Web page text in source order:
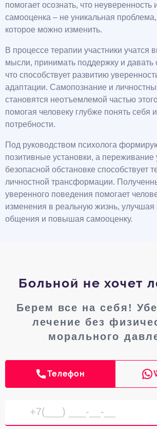
помогает осознать, что неуверенность
самооценка – не уникальная
которое можно изменить.
В процессе терапии участники учатся
мысли, принимать поддержку и давать
что способствует развитию
адаптации. Самопознание и
становятся неотъемлемой частью
помогая человеку глубже понять себя
потребности.
Под руководством психолога
позитивные установки, а переживание
безопасной обстановке способствует
личностной трансформации.
уверенного поведения помогает
изменения в реальную жизнь, улучшая
общения и повышая самооценку.
Больной не хочет
Берем все на себя!
лечение без
морального
Телефон